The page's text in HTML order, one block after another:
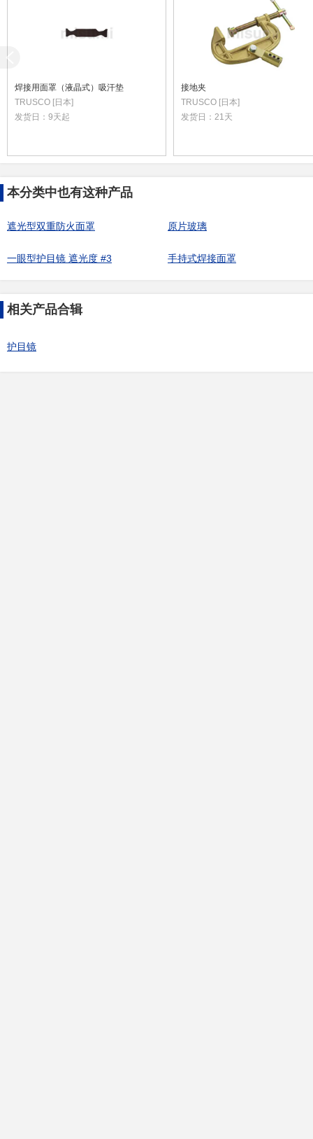
焊接用面罩（液晶式）吸汗垫
TRUSCO [日本]
发货日： 9天起
接地夹
TRUSCO [日本]
发货日： 21天
本分类中也有这种产品
遮光型双重防火面罩 原片玻璃
一眼型护目镜 遮光度 #3 手持式焊接面罩
相关产品合辑
护目镜